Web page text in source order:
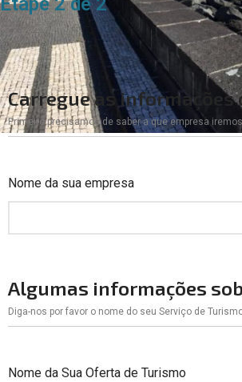
Carregue as
Primeiro precisamos de saber a que empresa
Nome da sua empresa
Algumas informações
Diga-nos por favor o nome do seu Serviço de
Nome da Sua Oferta de Turismo